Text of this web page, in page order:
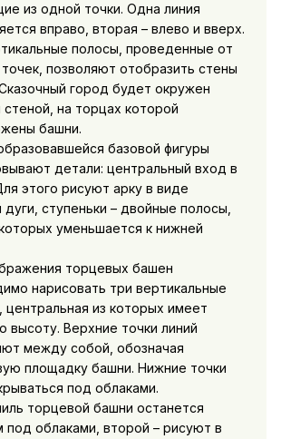
из одной точки. Одна линия
вправо, вторая – влево и вверх.
полосы, проведенные от
точек, позволяют отобразить стены
город будет окружен
стеной, на торцах которой
башни.
базовой фигуры
детали: центральный вход в
этого рисуют арку в виде
дуги, ступеньки – двойные полосы,
уменьшается к нижней
торцевых башен
нарисовать три вертикальные
центральная из которых имеет
высоту. Верхние точки линий
между собой, обозначая
площадку башни. Нижние точки
под облаками.
торцевой башни останется
под облаками, второй – рисуют в